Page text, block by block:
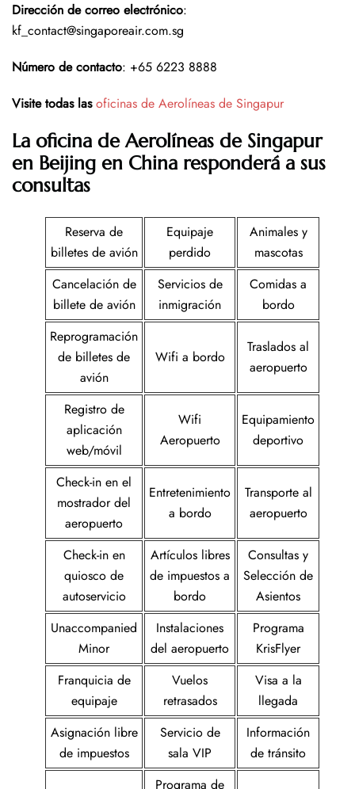
Dirección de correo electrónico:
kf_contact@singaporeair.com.sg
Número de contacto: +65 6223 8888
Visite todas las oficinas de Aerolíneas de Singapur
La oficina de Aerolíneas de Singapur
en Beijing en China responderá a sus
consultas
Reserva de
billetes de avión
Equipaje
perdido
Animales y
mascotas
Cancelación de
billete de avión
Servicios de
inmigración
Comidas a
bordo
Reprogramación
de billetes de
avión
Wifi a bordo
Traslados al
aeropuerto
Registro de
aplicación
web/móvil
Wifi
Aeropuerto
Equipamiento
deportivo
Check-in en el
mostrador del
aeropuerto
Entretenimiento
a bordo
Transporte al
aeropuerto
Check-in en
quiosco de
autoservicio
Artículos libres
de impuestos a
bordo
Consultas y
Selección de
Asientos
Unaccompanied
Minor
Instalaciones
del aeropuerto
Programa
KrisFlyer
Franquicia de
equipaje
Vuelos
retrasados
Visa a la
llegada
Asignación libre
de impuestos
Servicio de
sala VIP
Información
de tránsito
Programa de